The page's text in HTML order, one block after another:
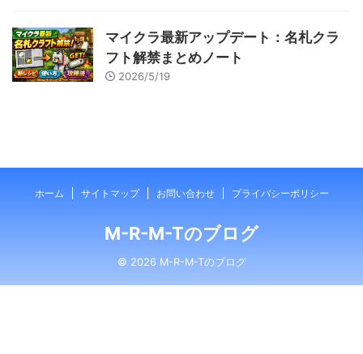
マイクラ最新アップデート：名札クラ
フト解禁まとめノート
2026/5/19
ホーム サイトマップ お問い合わせ プライバシーポリシー
M-R-M-Tのブログ
© 2026 M-R-M-Tのブログ